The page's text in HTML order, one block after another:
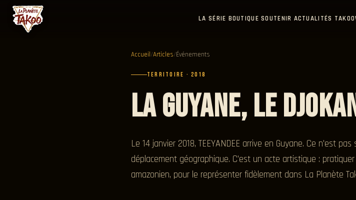
LA SÉRIE BOUTIQUE SOUTENIR ACTUALITÉS
Accueil/Articles/Événements
TERRITOIRE · 2018
La Guyane, le
Le 14 janvier 2018, TEEYANDEE arrive en Guyane. Ce n'est
déplacement géographique. C'est un acte artistique :
amazonien, pour le représenter fidèlement dans La Planète